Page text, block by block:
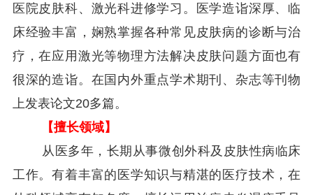
医院皮肤科、激光科进修学习。医学造诣深厚、临
床经验丰富，娴熟掌握各种常见皮肤病的诊断与治
疗，在应用激光等物理方法解决皮肤问题方面也有
很深的造诣。在国内外重点学术期刊、杂志等刊物
上发表论文20多篇。
【擅长领域】
从医多年，长期从事微创外科及皮肤性病临床
工作。有着丰富的医学知识与精湛的医疗技术，在